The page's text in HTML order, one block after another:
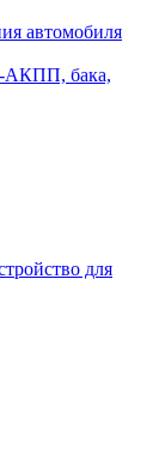
автомобиля
АКПП, бака,
для